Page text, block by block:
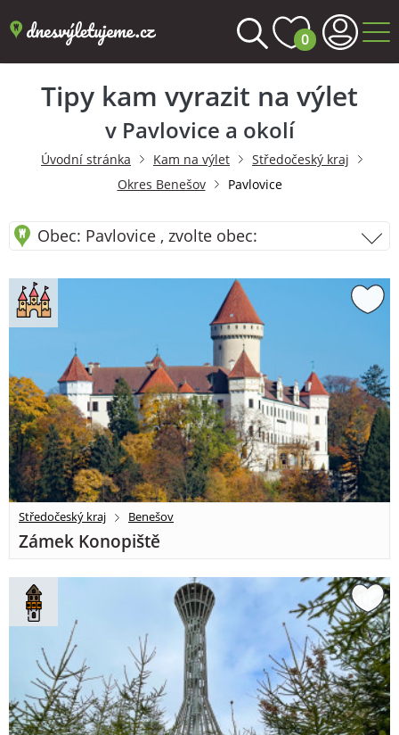
0
Tipy kam vyrazit na výlet
v Pavlovice a okolí
Úvodní stránka Kam na výlet
Středočeský kraj
Okres Benešov
Pavlovice
Obec: Pavlovice , zvolte obec:
Středočeský kraj Benešov
Zámek Konopiště